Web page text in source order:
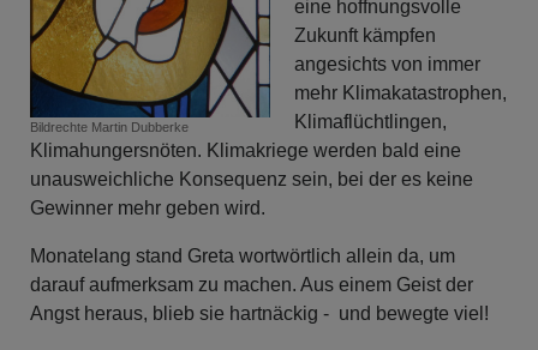
Bildrechte Martin Dubberke
eine hoffnungsvolle
Zukunft kämpfen
angesichts von immer
mehr Klimakatastrophen,
Klimaflüchtlingen,
Klimahungersnöten. Klimakriege werden bald eine
unausweichliche Konsequenz sein, bei der es keine
Gewinner mehr geben wird.
Monatelang stand Greta wortwörtlich allein da, um
darauf aufmerksam zu machen. Aus einem Geist der
Angst heraus, blieb sie hartnäckig - und bewegte viel!